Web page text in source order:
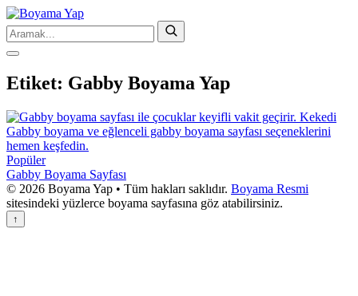
Etiket: Gabby Boyama Yap
Popüler
Gabby Boyama Sayfası
© 2026 Boyama Yap • Tüm hakları saklıdır. Boyama Resmi
sitesindeki yüzlerce boyama sayfasına göz atabilirsiniz.
↑